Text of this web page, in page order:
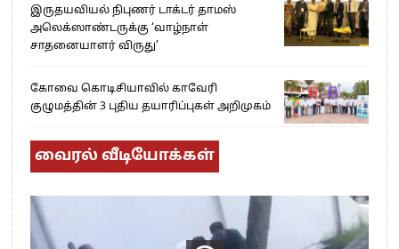
இருதயவியல் நிபுணர் டாக்டர் தாமஸ்
அலெக்ஸாண்டருக்கு ‘வாழ்நாள்
சாதனையாளர் விருது’
கோவை கொடிசியாவில் காவேரி
குழுமத்தின் 3 புதிய தயாரிப்புகள் அறிமுகம்
வைரல் வீடியோக்கள்